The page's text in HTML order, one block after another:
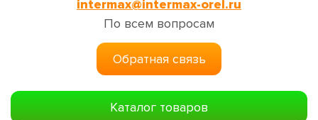
intermax@intermax-orel.ru
По всем вопросам
Обратная связь
Каталог товаров